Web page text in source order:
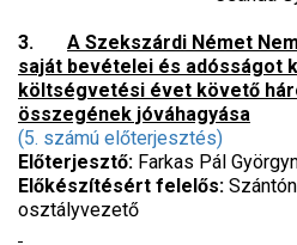
3. A Szekszárdi Német
saját bevételei és adósságot
költségvetési évet követő
összegének jóváhagyása
(5. számú előterjesztés)
Előterjesztő: Farkas Pál
Előkészítésért felelős:
osztályvezető